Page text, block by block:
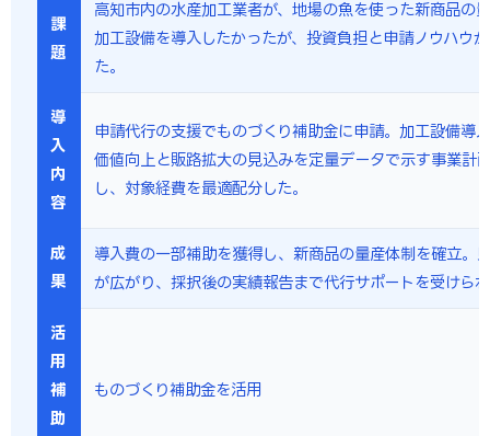
課
題
高知市内の水産加工業者が、地場の魚を使った新商品の
加工設備を導入したかったが、投資負担と申請ノウハウ
た。
導
入
内
容
申請代行の支援でものづくり補助金に申請。加工設備導
価値向上と販路拡大の見込みを定量データで示す事業計
し、対象経費を最適配分した。
成
果
導入費の一部補助を獲得し、新商品の量産体制を確立。
が広がり、採択後の実績報告まで代行サポートを受けら
活
用
補
助
ものづくり補助金を活用